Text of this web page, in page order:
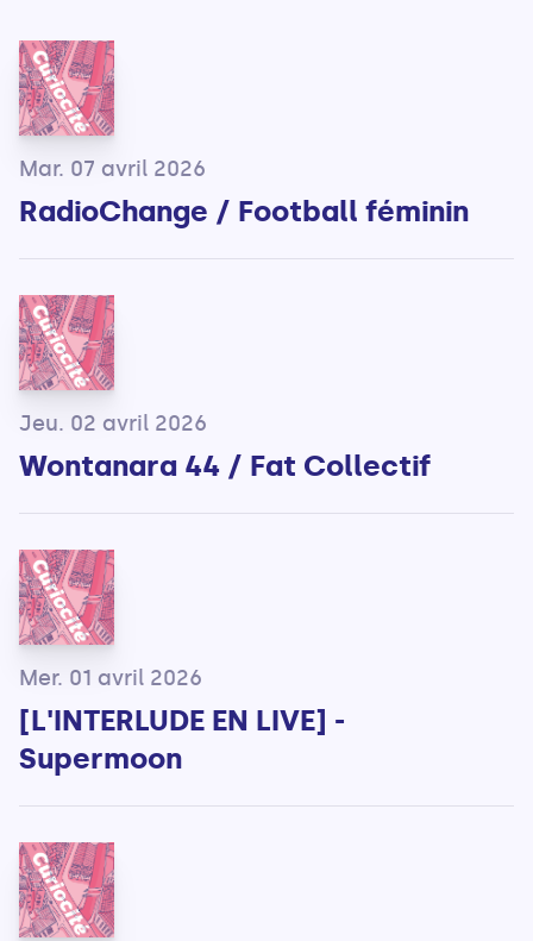
Mar. 07 avril 2026
RadioChange / Football féminin
Jeu. 02 avril 2026
Wontanara 44 / Fat Collectif
Mer. 01 avril 2026
[L'INTERLUDE EN LIVE] -
Supermoon